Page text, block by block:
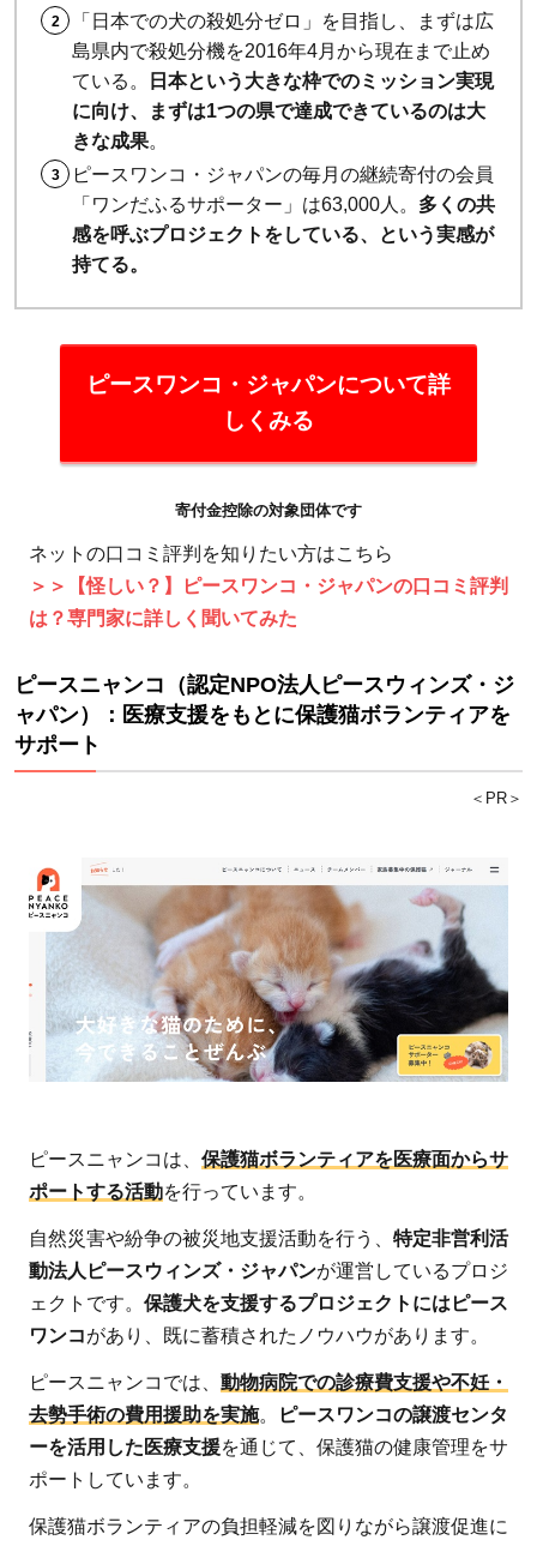
「日本での犬の殺処分ゼロ」を目指し、まずは広
島県内で殺処分機を2016年4月から現在まで止め
ている。
日本という大きな枠でのミッション実現
に向け、まずは1つの県で達成できているのは大
きな成果。
ピースワンコ・ジャパンの毎月の継続寄付の会員
「ワンだふるサポーター」は63,000人。 多くの共
感を呼ぶプロジェクトをしている、という実感が
持てる。
ピースワンコ・ジャパンについて詳
しくみる
寄付金控除の対象団体です
ネットの口コミ評判を知りたい方はこちら
＞＞【怪しい？】ピースワンコ・ジャパンの口コミ評判
は？専門家に詳しく聞いてみた
ピースニャンコ（認定NPO法人ピースウィンズ・ジ
ャパン）：医療支援をもとに保護猫ボランティアを
サポート
＜PR＞
ピースニャンコは、 保護猫ボランティアを医療面からサ
ポートする活動を行っています。
自然災害や紛争の被災地支援活動を行う、 特定非営利活
動法人ピースウィンズ・ジャパンが運営しているプロジ
ェクトです。 保護犬を支援するプロジェクトにはピース
ワンコがあり、既に蓄積されたノウハウがあります。
ピースニャンコでは、 動物病院での診療費支援や不妊・
去勢手術の費用援助を実施。
ピースワンコの譲渡センタ
ーを活用した医療支援を通じて、保護猫の健康管理をサ
ポートしています。
保護猫ボランティアの負担軽減を図りながら譲渡促進に